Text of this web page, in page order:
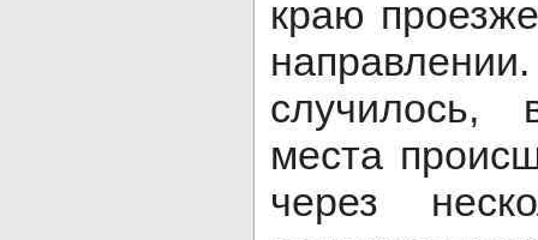
краю
случилось,
места
через